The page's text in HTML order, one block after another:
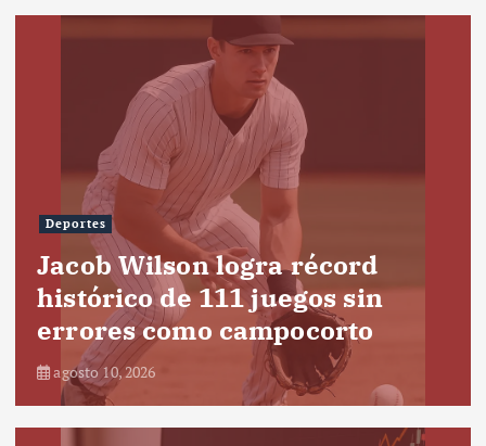
Deportes
Jacob Wilson logra récord
histórico de 111 juegos sin
errores como campocorto
agosto 10, 2026